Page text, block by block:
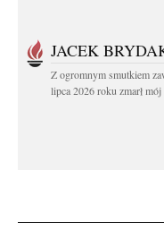
JACEK
Z ogromnym smutkiem
lipca 2026 roku zmarł